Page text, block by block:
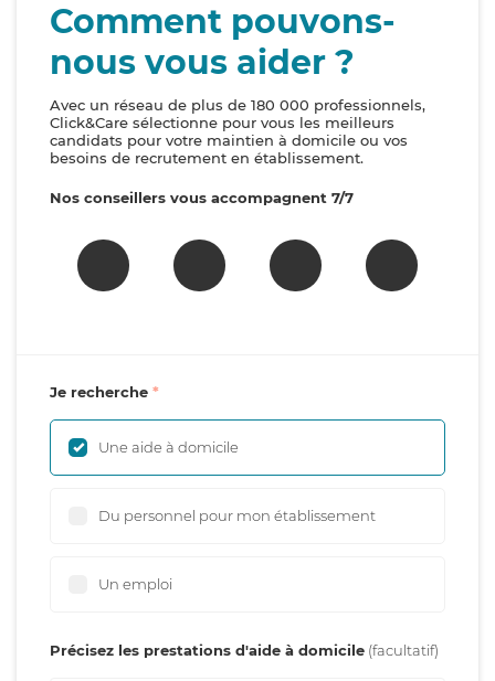
Comment pouvons-
nous vous aider ?
Avec un réseau de plus de 180 000 professionnels,
Click&Care sélectionne pour vous les meilleurs
candidats pour votre maintien à domicile ou vos
besoins de recrutement en établissement.
Nos conseillers vous accompagnent 7/7
Je recherche
Une aide à domicile
Du personnel pour mon établissement
Un emploi
Précisez les prestations d'aide à domicile